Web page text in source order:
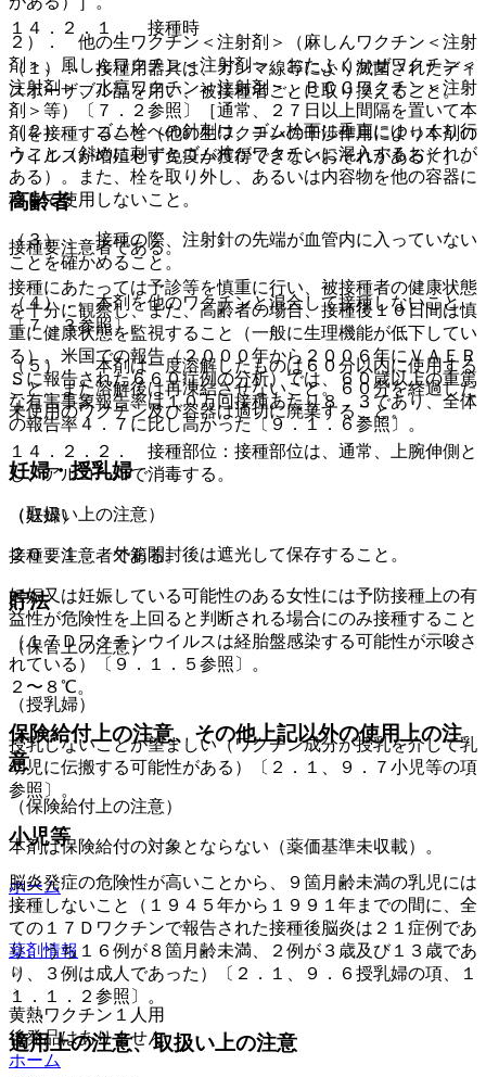
１４．２．１． 接種時
（１）． 接種用器具は、ガンマ線等により滅菌されたディ
スポーザブル品を用い、被接種者ごとに取り換えること。
（２）． ゴム栓への針刺は、ゴム栓面に垂直にゆっくり行
うこと（斜めに刺すとゴム片がワクチンに混入するおそれが
ある）。また、栓を取り外し、あるいは内容物を他の容器に
移して使用しないこと。
（３）． 接種の際、注射針の先端が血管内に入っていない
ことを確かめること。
（４）． 本剤を他のワクチンと混合して接種しないこと
〔７．３参照〕。
（５）． 本剤は一度溶解したものは６０分以内に使用する
こと、また溶解後は再凍結させないこと。６０分を経過した
未使用のワクチン及び容器は適切に廃棄すること。
１４．２．２． 接種部位：接種部位は、通常、上腕伸側と
し、アルコールで消毒する。
（取扱い上の注意）
２０．１． 外箱開封後は遮光して保存すること。
貯法
（保管上の注意）
２〜８℃。
保険給付上の注意、その他上記以外の使用上の注
意
（保険給付上の注意）
本剤は保険給付の対象とならない（薬価基準未収載）。
ホーム
薬剤情報
黄熱ワクチン１人用
後発品はありません
ホーム
２）． 他の生ワクチン＜注射剤＞（麻しんワクチン＜注射
剤＞、風しんワクチン＜注射剤＞、おたふくかぜワクチン＜
注射剤＞、水痘ワクチン＜注射剤＞、ＢＣＧワクチン＜注射
剤＞等）〔７．２参照〕［通常、２７日以上間隔を置いて本
剤を接種すること（他の生ワクチンの干渉作用により本剤の
ウイルスが増殖せず免疫が獲得できないおそれがある）］。
高齢者
接種要注意者である。
接種にあたっては予診等を慎重に行い、被接種者の健康状態
を十分に観察し、また、高齢者の場合、接種後１０日間は慎
重に健康状態を監視すること（一般に生理機能が低下してい
る）。米国での報告（２０００年から２００６年にＶＡＥＲ
Ｓに報告された６６０症例の分析）では、６０歳以上の重篤
な有害事象報告率は１０万回接種あたり８．３であり、全体
の報告率４．７に比し高かった〔９．１．６参照〕。
妊婦・授乳婦
（妊婦）
接種要注意者である。
妊娠又は妊娠している可能性のある女性には予防接種上の有
益性が危険性を上回ると判断される場合にのみ接種すること
（１７Ｄワクチンウイルスは経胎盤感染する可能性が示唆さ
れている）〔９．１．５参照〕。
（授乳婦）
授乳しないことが望ましい（ワクチン成分が授乳を介して乳
幼児に伝搬する可能性がある）〔２．１、９．７小児等の項
参照〕。
小児等
脳炎発症の危険性が高いことから、９箇月齢未満の乳児には
接種しないこと（１９４５年から１９９１年までの間に、全
ての１７Ｄワクチンで報告された接種後脳炎は２１症例であ
り、うち１６例が８箇月齢未満、２例が３歳及び１３歳であ
り、３例は成人であった）〔２．１、９．６授乳婦の項、１
１．１．２参照〕。
適用上の注意、取扱い上の注意